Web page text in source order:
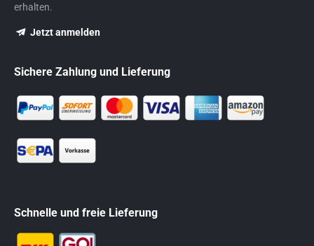
erhalten.
Jetzt anmelden
Sichere Zahlung und Lieferung
Schnelle und freie Lieferung